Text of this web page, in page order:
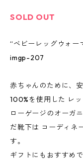
SOLD OUT
“ベビーレッグウォー
imgp-207
赤ちゃんのために、
100%を使用した レッ
ローゲージのオーガ
だ靴下は コーディネ
す。
ギフトにもおすすめで